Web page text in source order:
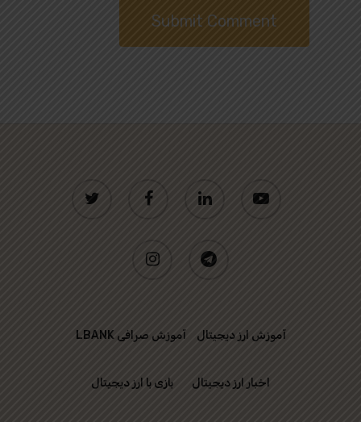
facebook linkedin
instagram telegram
آموزش ارز دیجیتال آموزش صرافی LBANK
اخبار ارز دیجیتال بازی با ارز دیجیتال